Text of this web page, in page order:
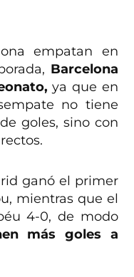
empatan en
Barcelona
ya que en
no tiene
goles, sino con
ganó el primer
mientras que el
4-0, de modo
más goles a